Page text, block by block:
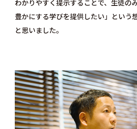
わかりやすく提示することで、生徒の
豊かにする学びを提供したい」という
と思いました。